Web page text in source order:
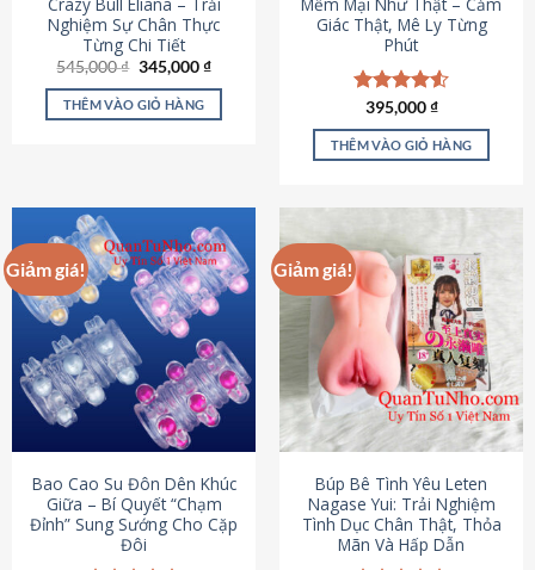
Crazy Bull Eliana – Trải
Nghiệm Sự Chân Thực
Từng Chi Tiết
545,000₫ Giá
là:
545,000 ₫.
345,000₫Giá
tại
THÊM VÀO GIỎ HÀNG
Mềm Mại Như Thật – Cảm
Giác Thật, Mê Ly Từng
Phút
Được xếp
hạng4.53
5 sao
395,000₫
THÊM VÀO GIỎ HÀNG
Giảm giá!
Bao Cao Su Đôn Dên Khúc
Giữa – Bí Quyết “Chạm
Đỉnh” Sung Sướng Cho Cặp
Đôi
Giảm giá!
Búp Bê Tình Yêu Leten
Nagase Yui: Trải Nghiệm
Tình Dục Chân Thật, Thỏa
Mãn Và Hấp Dẫn